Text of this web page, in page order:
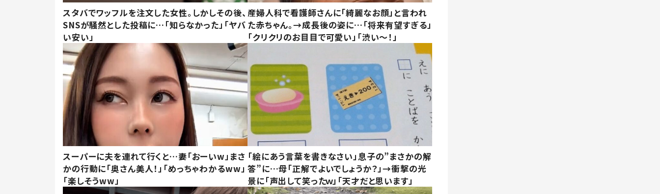
スタバでワッフルを注文した女性。しかしその後、
SNSが騒然とした投稿に…「知らなかった」「ヤバ
い安い」
産婦人科で看護師さんに「綺麗なお顔」と言われ
た赤ちゃん。→成長後の姿に…「将来有望すぎる」
「クリクリのお目目で可愛い」「渋い～！」
スーパーに夫を連れて行くと…妻「おーいw」まさ
かの行動に「奥さん美人！」「めっちゃわかるww」
「楽しそうww」
「絵にあう言葉を書きなさい」息子の”まさかの解
答”に…母「正解でよいでしょうか？」→衝撃の光
景に「声出して笑ったｗ」「天才だと思います」